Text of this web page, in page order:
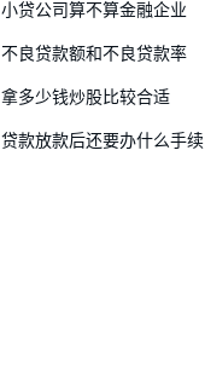
小贷公司算不算金融企业
不良贷款额和不良贷款率
拿多少钱炒股比较合适
贷款放款后还要办什么手续